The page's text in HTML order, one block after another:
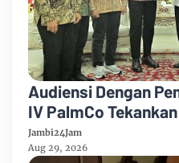
Audiensi Dengan
IV PalmCo
Harmonisasi
Jambi24Jam
Aug 29, 2026